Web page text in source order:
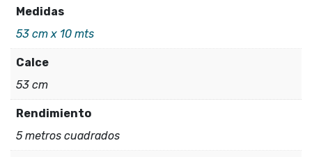
Medidas
53 cm x 10 mts
Calce
53 cm
Rendimiento
5 metros cuadrados